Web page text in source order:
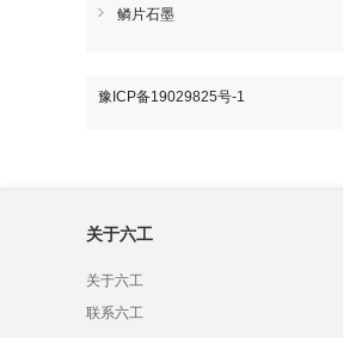
鳞片石墨
豫ICP备19029825号-1
关于六工
关于六工
联系六工